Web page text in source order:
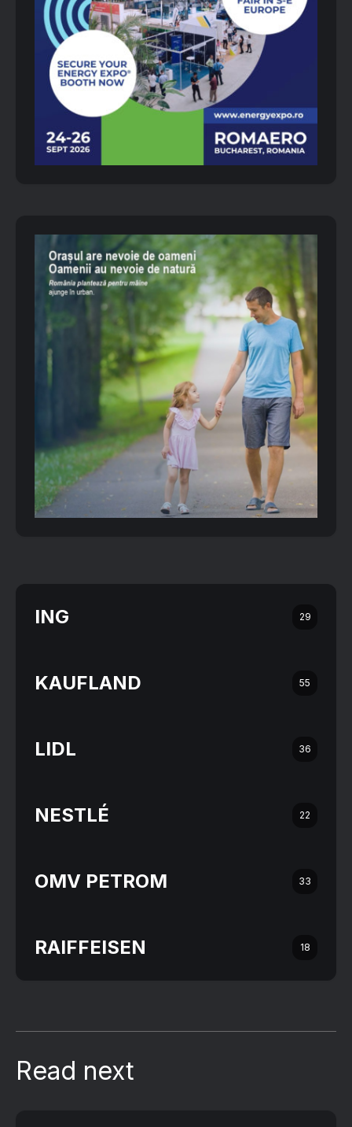
ING 29
KAUFLAND 55
LIDL 36
NESTLÉ 22
OMV PETROM 33
RAIFFEISEN 18
Read next